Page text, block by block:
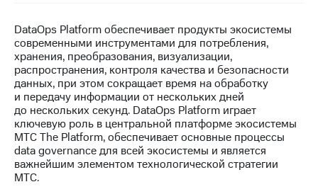
отчетность
Контакты
Пригласить
спикера
и акционерам
Корпоративное
управление
DataOps Platform обеспечивает продукты экосистемы
современными инструментами для потребления,
хранения, преобразования, визуализации,
распространения, контроля качества и безопасности
данных, при этом сокращает время на обработку
и передачу информации от нескольких дней
до нескольких секунд. DataOps Platform играет
ключевую роль в центральной платформе экосистемы
МТС The Platform, обеспечивает основные процессы
data governance для всей экосистемы и является
важнейшим элементом технологической стратегии
МТС.